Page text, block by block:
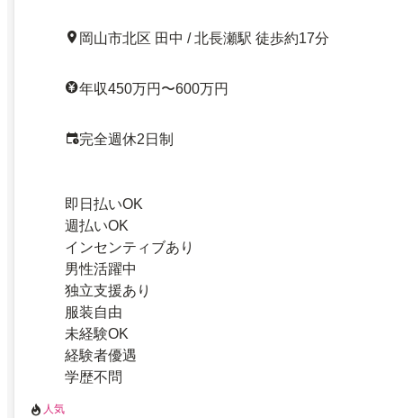
岡山市北区 田中 / 北長瀬駅 徒歩約17分
年収450万円〜600万円
完全週休2日制
即日払いOK
週払いOK
インセンティブあり
男性活躍中
独立支援あり
服装自由
未経験OK
経験者優遇
学歴不問
人気